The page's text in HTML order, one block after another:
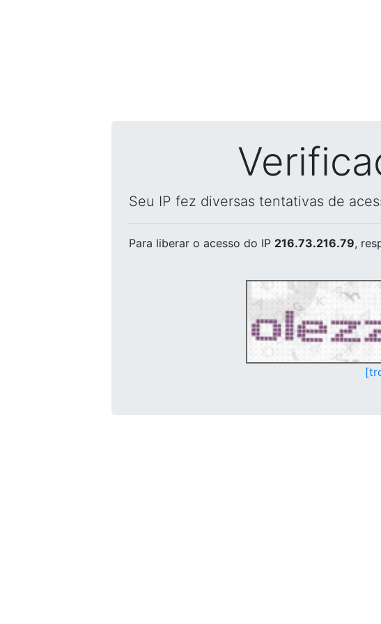
Seu IP fez diversas tentativas de
Para liberar o acesso do IP 216.73.216.79,